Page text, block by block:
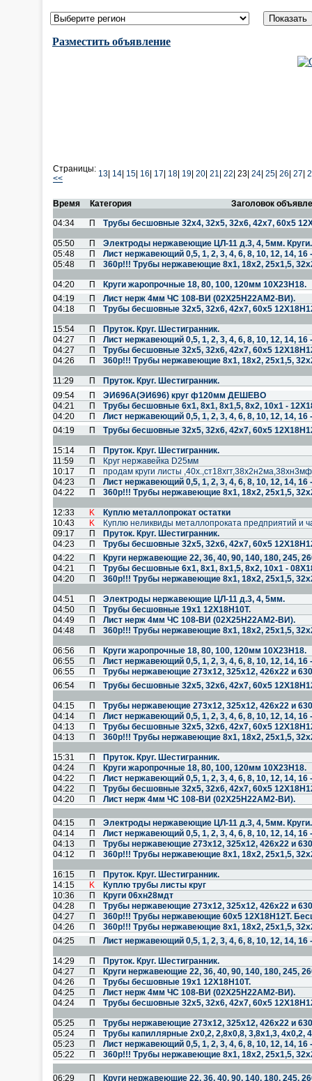
Разместить объявление
Страницы:
<<
13 14 15 16 17 18 19 20 21 22 23| 24 25 26 27
Время Категория
Заголовок
04:34
П Трубы бесшовные 32х4, 32х5, 32х6, 42х7, 60х5
05:50 П
Электроды нержавеющие ЦЛ-11 д.3, 4, 5мм.
05:48
П
Лист нержавеющий 0,5, 1, 2, 3, 4, 6, 8, 10, 12, 14,
05:48
П 360р!!! Трубы нержавеющие 8х1, 18х2, 25х1,5,
04:20 П
Круги жаропрочные 18, 80, 100, 120мм 10Х23Н18.
04:19
П
Лист нерж 4мм ЧС 108-ВИ (02Х25Н22АМ2-ВИ).
04:18
П Трубы бесшовные 32х5, 32х6, 42х7, 60х5
15:54 П
Пруток. Круг. Шестигранник.
04:27
П
Лист нержавеющий 0,5, 1, 2, 3, 4, 6, 8, 10, 12, 14,
04:27
П
Трубы бесшовные 32х5, 32х6, 42х7, 60х5
04:26
П 360р!!! Трубы нержавеющие 8х1, 18х2, 25х1,5,
11:29 П
Пруток. Круг. Шестигранник.
09:54
П
ЭИ696А(ЭИ696) круг ф120мм ДЕШЕВО
04:21
П
Трубы бесшовные 6х1, 8х1, 8х1,5, 8х2, 10х1 -
04:20
П
Лист нержавеющий 0,5, 1, 2, 3, 4, 6, 8, 10, 12, 14,
04:19
П Трубы бесшовные 32х5, 32х6, 42х7, 60х5
15:14 П
Пруток. Круг. Шестигранник.
11:59
П
Круг нержавейка D25мм
10:17
П
продам круги листы
04:23
П
Лист нержавеющий 0,5, 1, 2, 3, 4, 6, 8, 10, 12, 14,
04:22
П 360р!!! Трубы нержавеющие 8х1, 18х2, 25х1,5,
12:33 K
Куплю металлопрокат остатки
10:43
K
Куплю неликвиды металлопроката предприятий и
09:17
П
Пруток. Круг. Шестигранник.
04:23
П
Трубы бесшовные 32х5, 32х6, 42х7, 60х5
04:22
П
Круги нержавеющие 22, 36, 40, 90, 140, 180, 245,
04:21
П
Трубы бесшовные 6х1, 8х1, 8х1,5, 8х2, 10х1 -
04:20
П 360р!!! Трубы нержавеющие 8х1, 18х2, 25х1,5,
04:51 П
Электроды нержавеющие ЦЛ-11 д.3, 4, 5мм.
04:50
П
Трубы бесшовные 19х1 12Х18Н10Т.
04:49
П
Лист нерж 4мм ЧС 108-ВИ (02Х25Н22АМ2-ВИ).
04:48
П 360р!!! Трубы нержавеющие 8х1, 18х2, 25х1,5,
06:56 П
Круги жаропрочные 18, 80, 100, 120мм 10Х23Н18.
06:55
П
Лист нержавеющий 0,5, 1, 2, 3, 4, 6, 8, 10, 12, 14,
06:55
П
Трубы нержавеющие 273х12, 325х12, 426х22 и
06:54
П Трубы бесшовные 32х5, 32х6, 42х7, 60х5
04:15 П
Трубы нержавеющие 273х12, 325х12, 426х22 и
04:14
П
Лист нержавеющий 0,5, 1, 2, 3, 4, 6, 8, 10, 12, 14,
04:13
П
Трубы бесшовные 32х5, 32х6, 42х7, 60х5
04:13
П 360р!!! Трубы нержавеющие 8х1, 18х2, 25х1,5,
15:31 П
Пруток. Круг. Шестигранник.
04:24
П
Круги жаропрочные 18, 80, 100, 120мм 10Х23Н18.
04:22
П
Лист нержавеющий 0,5, 1, 2, 3, 4, 6, 8, 10, 12, 14,
04:22
П
Трубы бесшовные 32х5, 32х6, 42х7, 60х5
04:20
П Лист нерж 4мм ЧС 108-ВИ (02Х25Н22АМ2-ВИ).
04:15 П
Электроды нержавеющие ЦЛ-11 д.3, 4, 5мм.
04:14
П
Лист нержавеющий 0,5, 1, 2, 3, 4, 6, 8, 10, 12, 14,
04:13
П
Трубы нержавеющие 273х12, 325х12, 426х22 и
04:12
П 360р!!! Трубы нержавеющие 8х1, 18х2, 25х1,5,
16:15 П
Пруток. Круг. Шестигранник.
14:15
K
Куплю трубы листы круг
10:36
П
Круги 06хн28мдт
04:28
П
Трубы нержавеющие 273х12, 325х12, 426х22 и
04:27
П
360р!!! Трубы нержавеющие 60х5 12Х18Н12Т.
04:26
П
360р!!! Трубы нержавеющие 8х1, 18х2, 25х1,5,
04:25
П Лист нержавеющий 0,5, 1, 2, 3, 4, 6, 8, 10, 12, 14,
14:29 П
Пруток. Круг. Шестигранник.
04:27
П
Круги нержавеющие 22, 36, 40, 90, 140, 180, 245,
04:26
П
Трубы бесшовные 19х1 12Х18Н10Т.
04:25
П
Лист нерж 4мм ЧС 108-ВИ (02Х25Н22АМ2-ВИ).
04:24
П Трубы бесшовные 32х5, 32х6, 42х7, 60х5
05:25 П
Трубы нержавеющие 273х12, 325х12, 426х22 и
05:24
П
Трубы капиллярные 2х0,2, 2,8х0,8, 3,8х1,3, 4х0,2,
05:23
П
Лист нержавеющий 0,5, 1, 2, 3, 4, 6, 8, 10, 12, 14,
05:22
П 360р!!! Трубы нержавеющие 8х1, 18х2, 25х1,5,
06:29 П Круги нержавеющие 22, 36, 40, 90, 140, 180, 245,